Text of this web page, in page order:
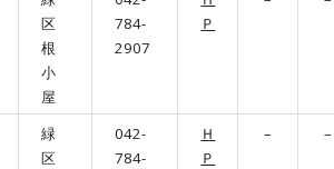
区
根
小
屋
784-
2907
Ｐ
緑
区
042-
784-
Ｈ
Ｐ
– –